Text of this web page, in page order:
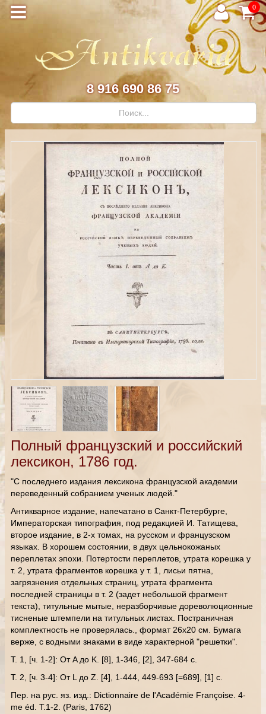
0
8 916 690 86 75
Полный французский и российский
лексикон, 1786 год.
"С последнего издания лексикона французской академии
переведенный собранием ученых людей."
Антикварное издание, напечатано в Санкт-Петербурге,
Императорская типография, под редакцией И. Татищева,
второе издание, в 2-х томах, на русском и французском
языках. В хорошем состоянии, в двух цельнокожаных
переплетах эпохи. Потертости переплетов, утрата корешка у
т. 2, утрата фрагментов корешка у т. 1, лисьи пятна,
загрязнения отдельных страниц, утрата фрагмента
последней страницы в т. 2 (задет небольшой фрагмент
текста), титульные мытые, неразборчивые дореволюционные
тисненые штемпели на титульных листах. Постраничная
комплектность не проверялась., формат 26х20 см. Бумага
верже, с водными знаками в виде характерной "решетки".
Т. 1, [ч. 1-2]: От A до K. [8], 1-346, [2], 347-684 с.
Т. 2, [ч. 3-4]: От L до Z. [4], 1-444, 449-693 [=689], [1] с.
Пер. на рус. яз. изд.: Dictionnaire de l'Académie Françoise. 4-
me éd. Т.1-2. (Paris, 1762)